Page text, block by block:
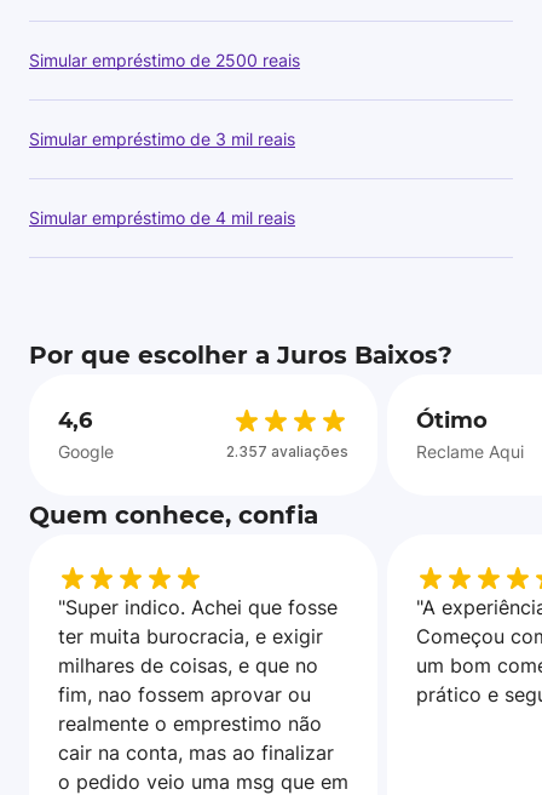
Simular empréstimo de 2500 reais
Simular empréstimo de 3 mil reais
Simular empréstimo de 4 mil reais
Por que escolher a Juros Baixos?
4,6
Google 2.357 avaliações
Ótimo
Reclame Aqui
Quem conhece, confia
"Super indico. Achei que fosse
ter muita burocracia, e exigir
milhares de coisas, e que no
fim, nao fossem aprovar ou
realmente o emprestimo não
cair na conta, mas ao finalizar
o pedido veio uma msg que em
"A
Começou
um bom
prático e